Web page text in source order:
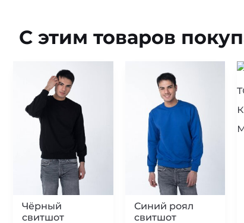
С этим товаров
Чёрный
свитшот
Синий роял
свитшот